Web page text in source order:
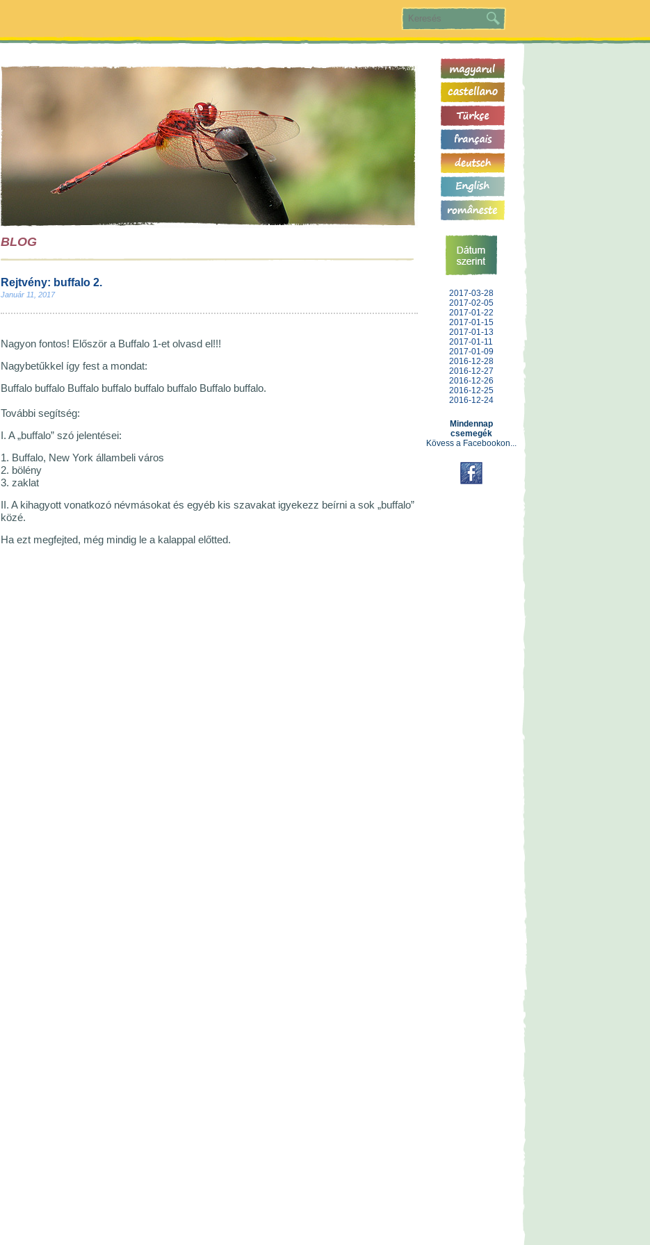
BLOG
Rejtvény: buffalo 2.
Január 11, 2017
Nagyon fontos! Először a Buffalo 1-et olvasd el!!!
Nagybetűkkel így fest a mondat:
Buffalo buffalo Buffalo buffalo buffalo buffalo Buffalo buffalo.
További segítség:
I. A „buffalo” szó jelentései:
1. Buffalo, New York állambeli város
2. bölény
3. zaklat
II. A kihagyott vonatkozó névmásokat és egyéb kis szavakat igyekezz beírni a sok „buffalo”
közé.
Ha ezt megfejted, még mindig le a kalappal előtted.
2017-03-28
2017-02-05
2017-01-22
2017-01-15
2017-01-13
2017-01-11
2017-01-09
2016-12-28
2016-12-27
2016-12-26
2016-12-25
2016-12-24
Mindennap
csemegék
Kövess a Facebookon...